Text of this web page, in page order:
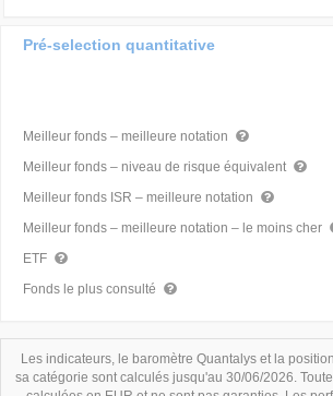
Pré-selection quantitative
Meilleur fonds – meilleure notation
Meilleur fonds – niveau de risque équivalent
Meilleur fonds ISR – meilleure notation
Meilleur fonds – meilleure notation – le moins cher
ETF
Fonds le plus consulté
Les indicateurs, le baromètre Quantalys et la
sa catégorie sont calculés jusqu'au 30/06/2026.